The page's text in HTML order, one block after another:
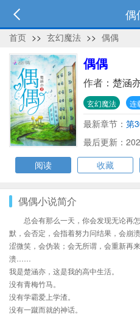
偶
首页 >> 玄幻魔法 >> 偶偶
偶偶
作者： 楚涵
玄幻魔法 连
最新章节： 第
最后更新：
阅读
收藏
偶偶小说简介
总会有那么一天，你会发现无论再
默，会否定，会指着努力问结果，会崩
涩微笑，会伪装；会无所谓，会重新再
溃……
我是楚涵亦，这是我的高中生活。
没有青梅竹马。
没有学霸爱上学渣。
没有一蹴而就的神话。